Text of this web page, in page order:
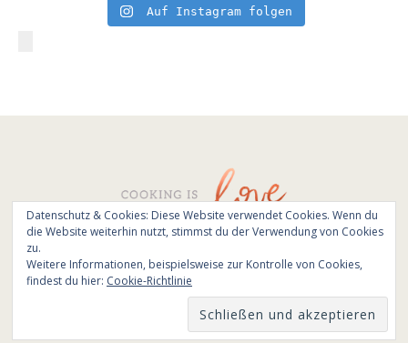
Auf Instagram folgen
© All Rights Reserved - Cooking is love 2017.
Datenschutz & Cookies: Diese Website verwendet Cookies. Wenn du
die Website weiterhin nutzt, stimmst du der Verwendung von Cookies
zu.
Weitere Informationen, beispielsweise zur Kontrolle von Cookies,
findest du hier: Cookie-Richtlinie